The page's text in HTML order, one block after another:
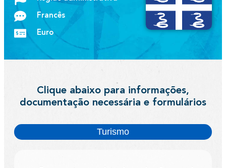
Francês
Euro
Clique abaixo para informações,
documentação necessária e formulários
Turismo